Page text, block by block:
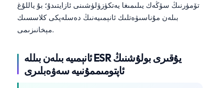
تۆمۈرنىڭ سۆڭەك يىلىمىغا يەتكۈزۈلۈشىنى ئازايتىدۇ؛ بۇ ياللۇغ
بىلەن مۇناسىۋەتلىك ئانېمىيەنىڭ دەسلەپكى كلاسسىك
مېخانىزىمى.
ئانېمىيە بىلەن بىللە ESR يۇقىرى بولۇشنىڭ
ئاپتومىممۇنىيە سەۋەبلىرى